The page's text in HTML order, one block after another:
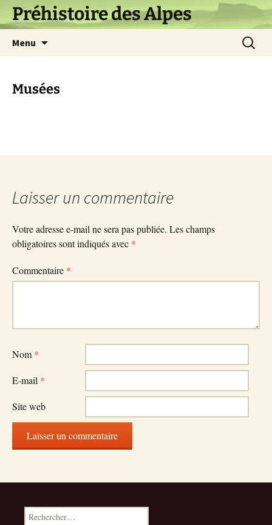
Aller
au Préhistoire des Alpes
Menu
Musées
Laisser un commentaire
Votre adresse e-mail ne sera pas publiée. Les champs
obligatoires sont indiqués avec *
Commentaire *
Nom *
E-mail *
Site web
Rechercher :